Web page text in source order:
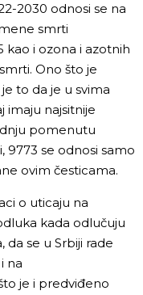
2030 odnosi se na
smrti
i ozona i azotnih
Ono što je
to da je u svima
imaju najsitnije
pomenutu
se odnosi samo
ovim česticama.
o uticaju na
kada odlučuju
da se u Srbiji rade
na
je i predviđeno